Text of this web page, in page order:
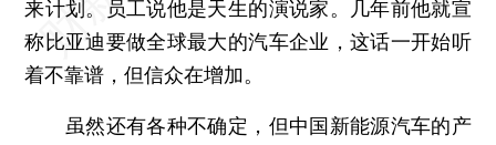
来计划。员工说他是天生的演说家。几年前他就宣
称比亚迪要做全球最大的汽车企业，这话一开始听
着不靠谱，但信众在增加。
虽然还有各种不确定，但中国新能源汽车的产